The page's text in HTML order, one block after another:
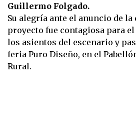
Guillermo Folgado.
Su alegría ante el anuncio de
proyecto fue contagiosa para
los asientos del escenario y
feria Puro Diseño, en el
Rural.